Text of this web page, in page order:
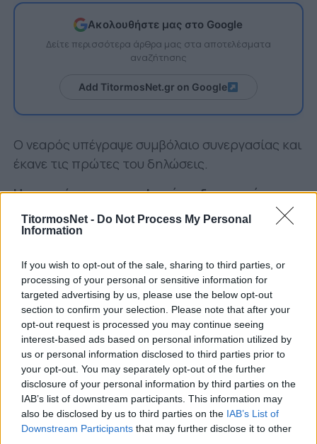
TitormosNet - Do Not Process My Personal
Information
If you wish to opt-out of the sale, sharing to third parties, or
processing of your personal or sensitive information for
targeted advertising by us, please use the below opt-out
section to confirm your selection. Please note that after your
opt-out request is processed you may continue seeing
interest-based ads based on personal information utilized by
us or personal information disclosed to third parties prior to
your opt-out. You may separately opt-out of the further
disclosure of your personal information by third parties on the
IAB’s list of downstream participants. This information may
also be disclosed by us to third parties on the IAB’s List of
Downstream Participants that may further disclose it to other
Ακολουθήστε μας στο Google
Δείτε περισσότερα άρθρα μας στα αποτελέσματα
αναζήτησης
Add TitormosNet.gr on Google
Ο νεαρός υπέγραψε συμβόλαιο συνεργασίας και
έκανε τις πρώτες του δηλώσεις.
Η ανακοίνωση που αφορά το δανεισμό του
από τον Παναιτωλικό αναφέρει:
απόκτηση του ποδοσφαιριστή Χρήστου
Μπελεβώνη.
Ο νεαρός Χρήστος είναι γεννημένος στις
29/7/2002 και αγωνίζεται ως επιθετικός,
αριστερό εξτρέμ. Ξεκίνησε από τα τμήματα
υποδομής του Παναιτωλικού, ενώ έχει παίξει
και στην ανδρική ομάδα του Αγρινίου. Επίσης,
είναι διεθνής με 14 συμμετοχές (1 γκολ) με την
Εθνική ομάδα Παίδων.